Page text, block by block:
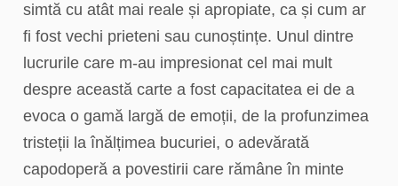
simtă cu atât mai reale și apropiate, ca și cum ar
fi fost vechi prieteni sau cunoștințe. Unul dintre
lucrurile care m-au impresionat cel mai mult
despre această carte a fost capacitatea ei de a
evoca o gamă largă de emoții, de la profunzimea
tristeții la înălțimea bucuriei, o adevărată
capodoperă a povestirii care rămâne în minte